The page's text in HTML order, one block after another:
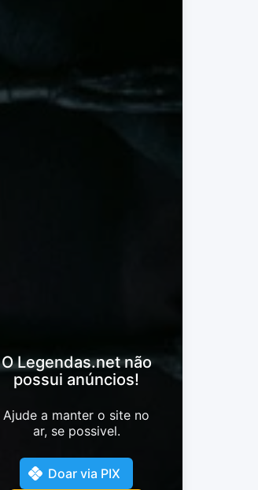
O Legendas.net não
possui anúncios!
Ajude a manter o site no
ar, se possivel.
Doar via PIX